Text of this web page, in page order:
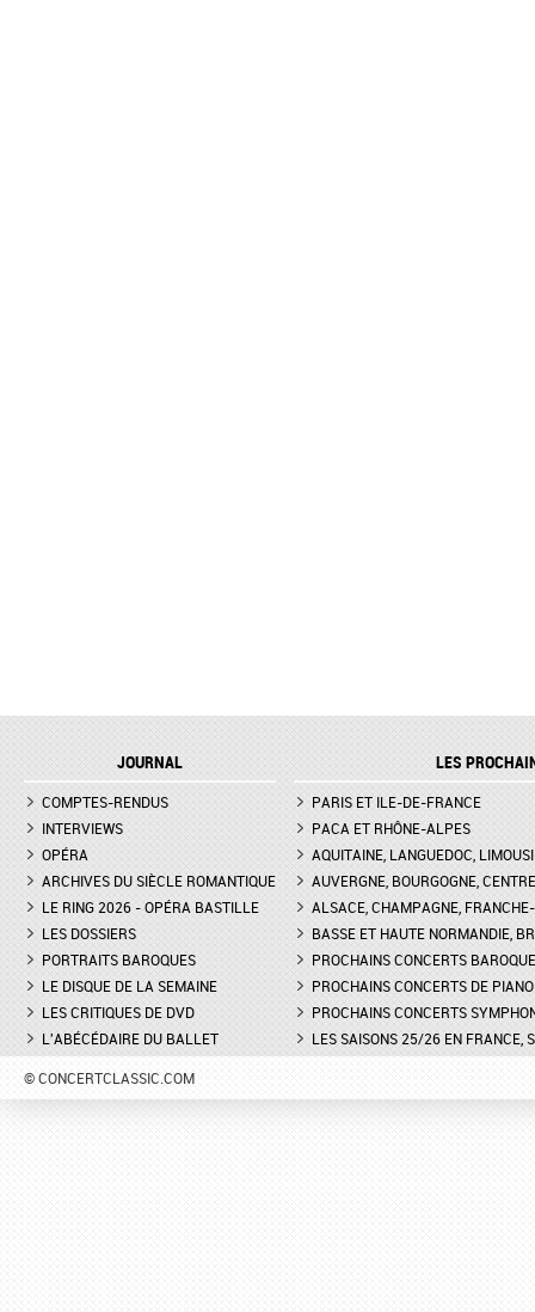
JOURNAL
COMPTES-RENDUS
INTERVIEWS
OPÉRA
ARCHIVES DU SIÈCLE ROMANTIQUE
LE RING 2026 - OPÉRA BASTILLE
LES DOSSIERS
PORTRAITS BAROQUES
LE DISQUE DE LA SEMAINE
LES CRITIQUES DE DVD
L'ABÉCÉDAIRE DU BALLET
LES
PARIS ET ILE-DE-FRANCE
PACA ET RHÔNE-ALPES
AQUITAINE, LANGUEDOC,
AUVERGNE, BOURGOGNE, CENTRE
ALSACE, CHAMPAGNE,
BASSE ET HAUTE NORMANDIE,
PROCHAINS CONCERTS
PROCHAINS CONCERTS DE PIANO
PROCHAINS CONCERTS
LES SAISONS 25/26 EN FRANCE,
© CONCERTCLASSIC.COM